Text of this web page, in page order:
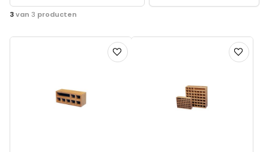
3van 3 producten
Voeg
toe
Voeg
toe